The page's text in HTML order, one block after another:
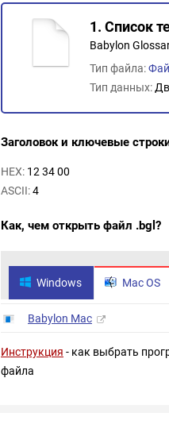
1. Список
Babylon
Тип файла:
Тип данных:
Заголовок и ключевые
HEX: 12 34 00
ASCII:4
Как, чем открыть файл .bgl?
Windows Mac OS
Babylon Mac
Инструкция - как выбрать
файла